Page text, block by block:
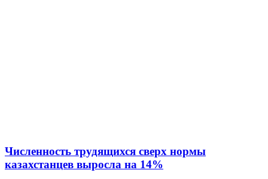
Численность трудящихся сверх нормы
казахстанцев выросла на 14%